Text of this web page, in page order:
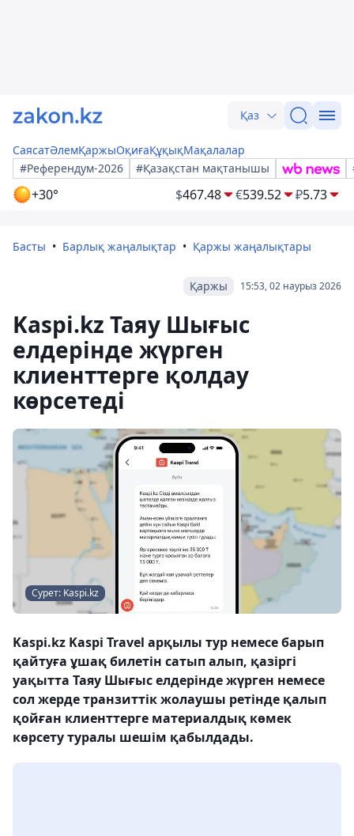
Қаз
СаясатӘлемҚаржыОқиғаҚұқықМақалалар
#Референдум-2026
#Қазақстан мақтанышы
+30° $467.48 €539.52 ₽5.73
Басты Барлық жаңалықтар Қаржы жаңалықтары
15:53, 02 наурыз 2026
Қаржы
Kaspi.kz Таяу Шығыс
елдерінде жүрген
клиенттерге қолдау
көрсетеді
Сурет: Kaspi.kz
Kaspi.kz Kaspi Travel арқылы тур немесе барып
қайтуға ұшақ билетін сатып алып, қазіргі
уақытта Таяу Шығыс елдерінде жүрген немесе
сол жерде транзиттік жолаушы ретінде қалып
қойған клиенттерге материалдық көмек
көрсету туралы шешім қабылдады.